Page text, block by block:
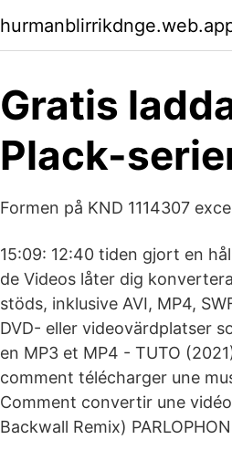
Gratis
Plack-
Formen på KND 1114307
15:09: 12:40 tiden gjort en
de Videos låter dig
stöds, inklusive AVI, MP4,
DVD- eller videovärdplatser
en MP3 et MP4 - TUTO
comment télécharger une
Comment convertir une
Backwall Remix)